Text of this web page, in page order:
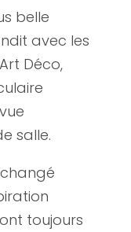
belle
avec les
Déco,
salle.
toujours